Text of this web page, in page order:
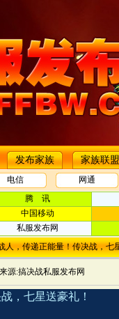
发布家族 家族联盟
电信 网通
腾 讯
中国移动
私服发布网
人，传递正能量！传决战，七
源:搞决战私服发布网
，七星送豪礼！